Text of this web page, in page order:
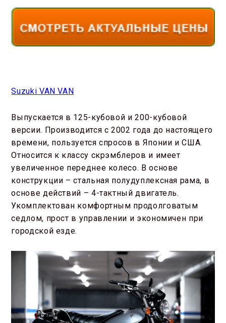
Suzuki VAN VAN
Выпускается в 125-кубовой и 200-кубовой
версии. Производится с 2002 года до настоящего
времени, пользуется спросов в Японии и США.
Относится к классу скрэмблеров и имеет
увеличенное переднее колесо. В основе
конструкции – стальная полудуплексная рама, в
основе действий – 4-тактный двигатель.
Укомплектован комфортным продолговатым
седлом, прост в управлении и экономичен при
городской езде.